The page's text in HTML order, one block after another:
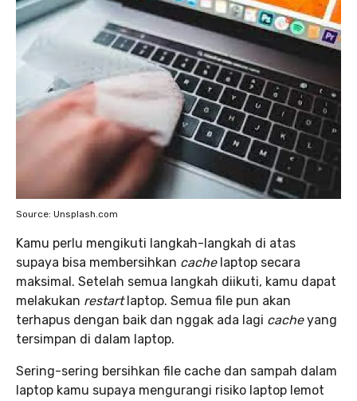
Source: Unsplash.com
Kamu perlu mengikuti langkah-langkah di atas
supaya bisa membersihkan cache laptop secara
maksimal. Setelah semua langkah diikuti, kamu dapat
melakukan restart laptop. Semua file pun akan
terhapus dengan baik dan nggak ada lagi cacheyang
tersimpan di dalam laptop.
Sering-sering bersihkan file cache dan sampah dalam
laptop kamu supaya mengurangi risiko laptop lemot